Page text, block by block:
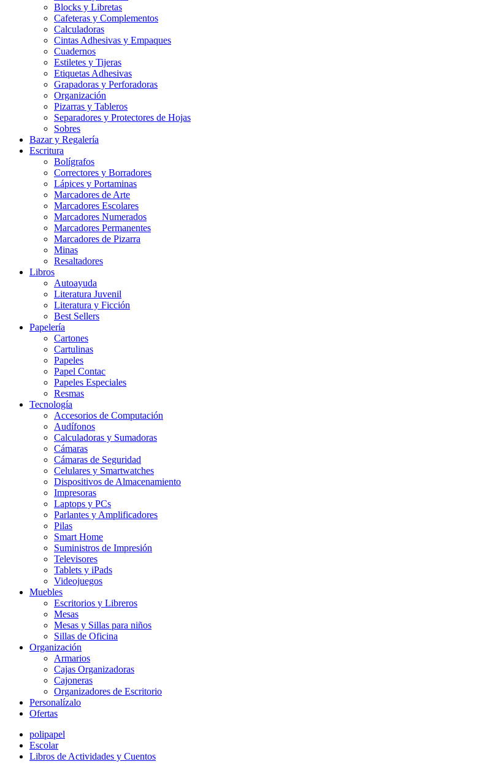
Blocks y Libretas
Cafeteras y Complementos
Calculadoras
Cintas Adhesivas y Empaques
Cuadernos
Estiletes y Tijeras
Etiquetas Adhesivas
Grapadoras y Perforadoras
Organización
Pizarras y Tableros
Separadores y Protectores de Hojas
Sobres
Bazar y Regalería
Escritura
Bolígrafos
Correctores y Borradores
Lápices y Portaminas
Marcadores de Arte
Marcadores Escolares
Marcadores Numerados
Marcadores Permanentes
Marcadores de Pizarra
Minas
Resaltadores
Libros
Autoayuda
Literatura Juvenil
Literatura y Ficción
Best Sellers
Papelería
Cartones
Cartulinas
Papeles
Papel Contac
Papeles Especiales
Resmas
Tecnología
Accesorios de Computación
Audífonos
Calculadoras y Sumadoras
Cámaras
Cámaras de Seguridad
Celulares y Smartwatches
Dispositivos de Almacenamiento
Impresoras
Laptops y PCs
Parlantes y Amplificadores
Pilas
Smart Home
Suministros de Impresión
Televisores
Tablets y iPads
Videojuegos
Muebles
Escritorios y Libreros
Mesas
Mesas y Sillas para niños
Sillas de Oficina
Organización
Armarios
Cajas Organizadoras
Cajoneras
Organizadores de Escritorio
Personalízalo
Ofertas
polipapel
Escolar
Libros de Actividades y Cuentos